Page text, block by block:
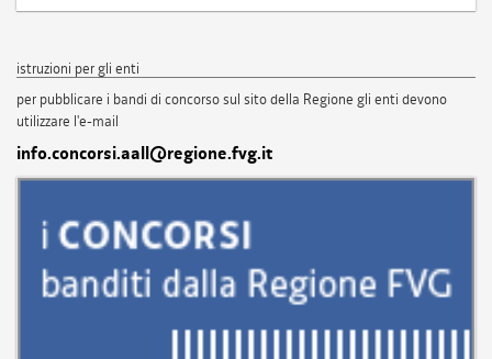
istruzioni per gli enti
per pubblicare i bandi di concorso sul sito della Regione gli enti devono
utilizzare l'e-mail
info.concorsi.aall@regione.fvg.it